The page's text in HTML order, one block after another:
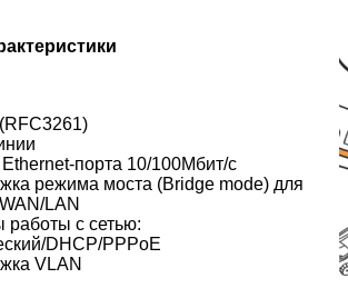
порта 10/100Мбит/с
режима моста (Bridge mode) для
LAN
с сетью:
DHCP/PPPoE
VLAN